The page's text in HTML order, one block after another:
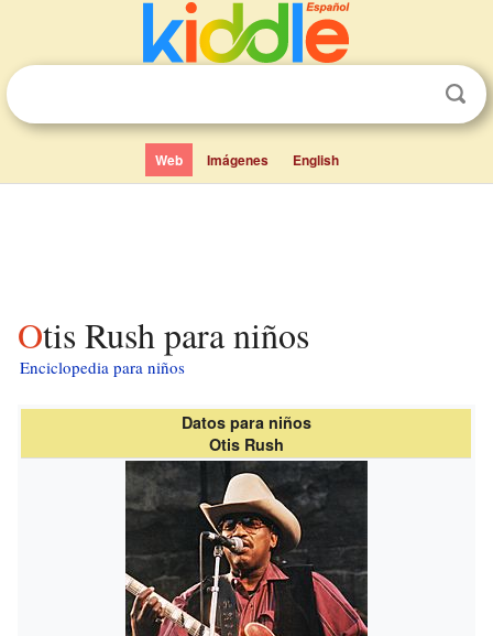
Web Imágenes English
Otis Rush para niños
Enciclopedia para niños
Datos para niños
Otis Rush